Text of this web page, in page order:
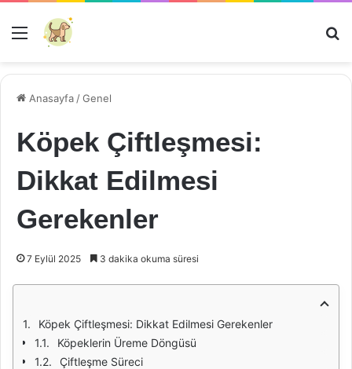
Menü
Anasayfa /Genel
Köpek Çiftleşmesi:
Dikkat Edilmesi
Gerekenler
7 Eylül 2025 3 dakika okuma süresi
Köpek Çiftleşmesi: Dikkat Edilmesi Gerekenler
Köpeklerin Üreme Döngüsü
Çiftleşme Süreci